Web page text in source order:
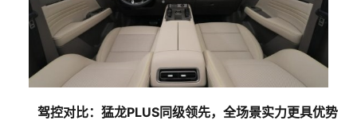
驾控对比：猛龙PLUS同级领先，全场景实力更具优势